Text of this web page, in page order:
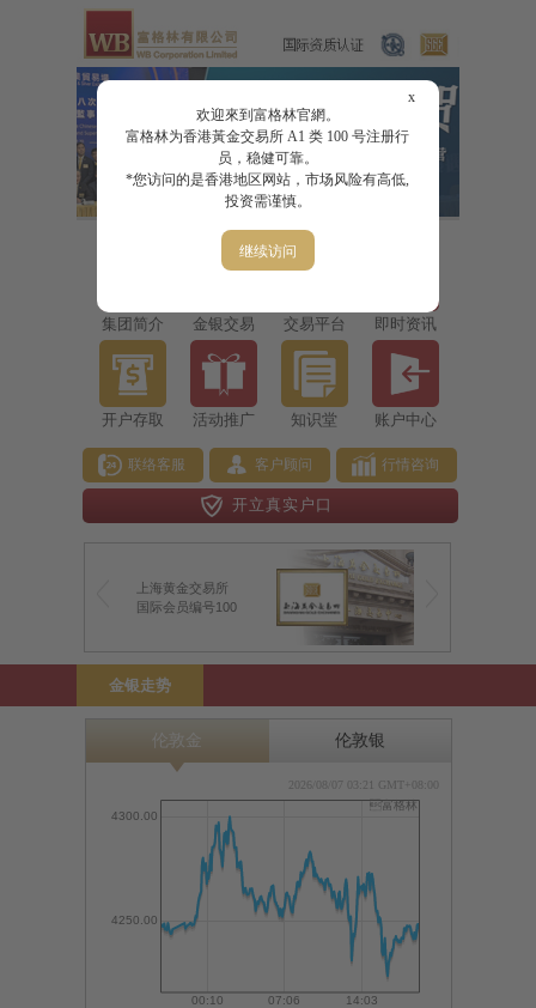
x
欢迎來到富格林官網。
富格林为香港黃金交易所 A1 类 100 号注册行
员，稳健可靠。
*您访问的是香港地区网站，市场风险有高低,
投资需谨慎。
继续访问
集团简介 金银交易 交易平台 即时资讯
开户存取 活动推广 知识堂 账户中心
联络客服 客户顾问 行情咨询
开立真实户口
上海黄金交易所
国际会员编号100
金银走势